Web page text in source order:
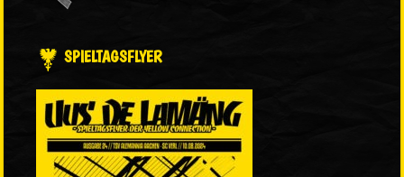
SPIELTAGSFLYER